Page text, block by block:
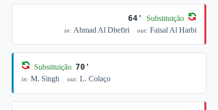
64' Substituição
in: Ahmad Al Dhefiri out: Faisal Al Harbi
Substituição 70'
in: M. Singh out: L. Colaço